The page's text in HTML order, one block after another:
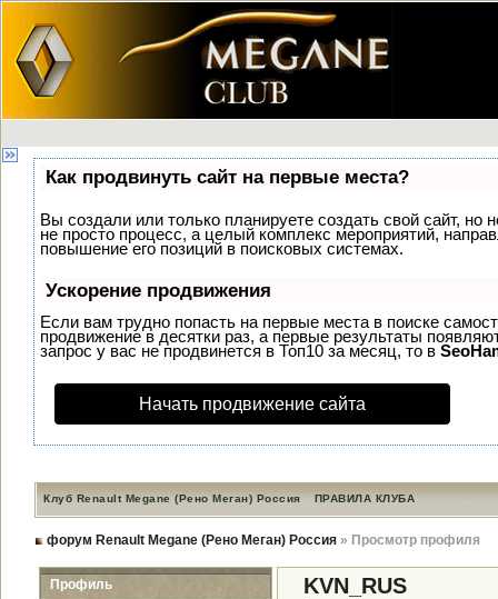
Как продвинуть сайт на первые места?
Вы создали или только планируете создать свой сайт, но
не просто процесс, а целый комплекс мероприятий,
повышение его позиций в поисковых системах.
Ускорение продвижения
Если вам трудно попасть на первые места в поиске
продвижение в десятки раз, а первые результаты
запрос у вас не продвинется в Топ10 за месяц, то в
Начать продвижение сайта
Клуб Renault Megane (Рено Меган) Россия ПРАВИЛА КЛУБА
форум Renault Megane (Рено Меган) Россия » Просмотр профиля
Профиль KVN_RUS